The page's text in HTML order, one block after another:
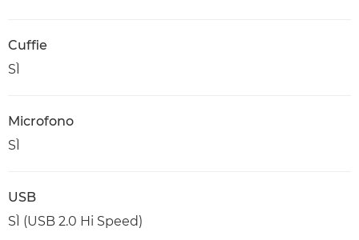
Cuffie
SÌ
Microfono
SÌ
USB
SÌ (USB 2.0 Hi Speed)